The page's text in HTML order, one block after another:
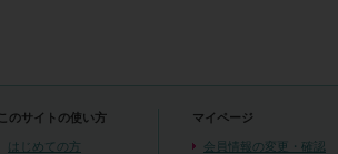
このサイトの使い方
はじめての方
マイページ
会員情報の変更・確認